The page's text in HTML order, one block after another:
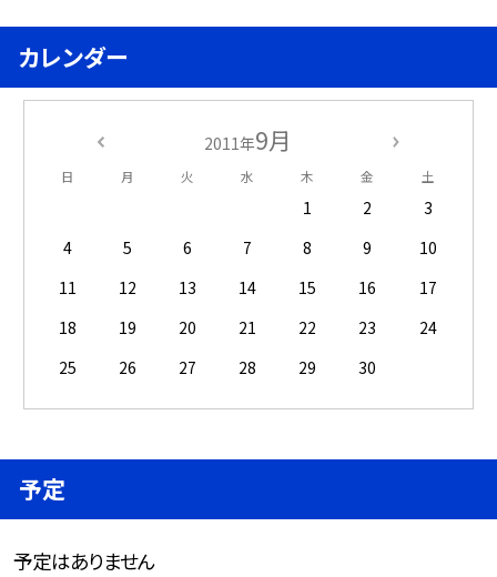
カレンダー
2011年9月
日 月 火 水 木 金 土
1 2
3
4
5 6 7 8 9
10
11
12 13 14 15 16
17
18
19 20 21 22 23
24
25
26 27 28 29 30
予定
予定はありません